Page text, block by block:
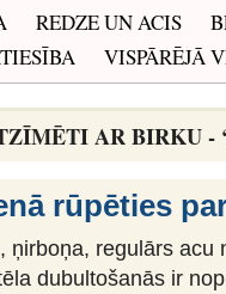
REDZE UN ACIS
VISPĀRĒJĀ
AR BIRKU -
rūpēties
ņirboņa, regulārs acu
dubultošanās ir